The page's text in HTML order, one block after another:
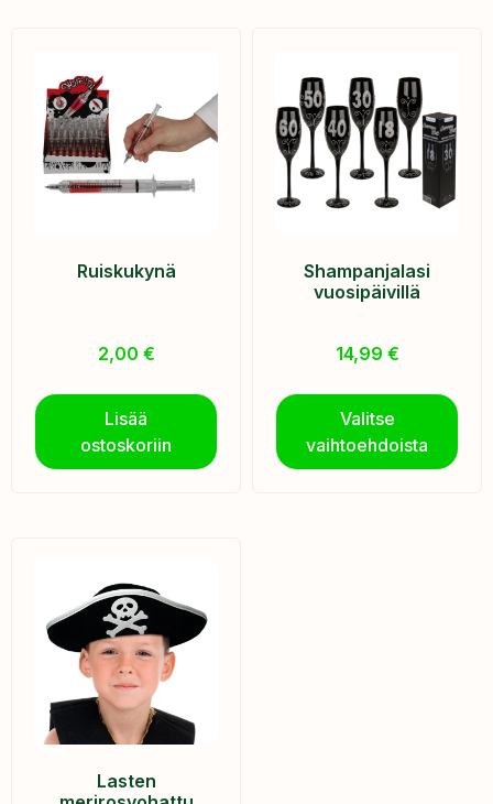
Ruiskukynä
2,00 €
Lisää
ostoskoriin
Shampanjalasi
vuosipäivillä
14,99 €
Valitse
vaihtoehdoista
Lasten